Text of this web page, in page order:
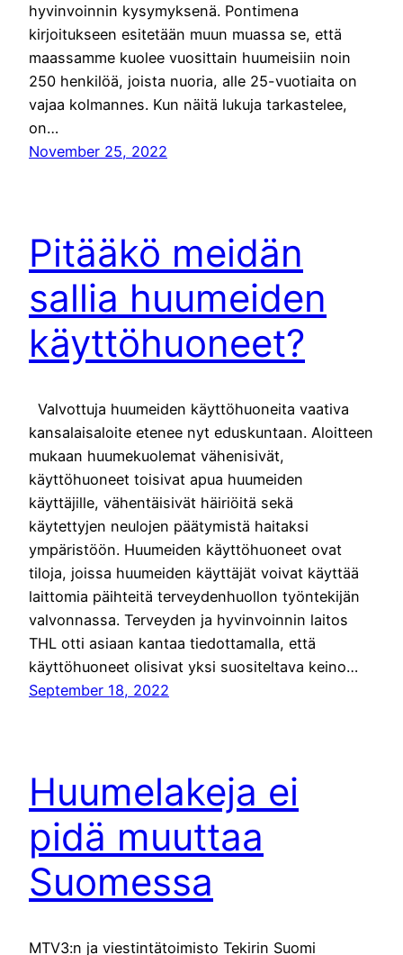
hyvinvoinnin kysymyksenä. Pontimena
kirjoitukseen esitetään muun muassa se, että
maassamme kuolee vuosittain huumeisiin noin
250 henkilöä, joista nuoria, alle 25-vuotiaita on
vajaa kolmannes. Kun näitä lukuja tarkastelee,
on…
November 25, 2022
Pitääkö meidän
sallia huumeiden
käyttöhuoneet?
Valvottuja huumeiden käyttöhuoneita vaativa
kansalaisaloite etenee nyt eduskuntaan. Aloitteen
mukaan huumekuolemat vähenisivät,
käyttöhuoneet toisivat apua huumeiden
käyttäjille, vähentäisivät häiriöitä sekä
käytettyjen neulojen päätymistä haitaksi
ympäristöön. Huumeiden käyttöhuoneet ovat
tiloja, joissa huumeiden käyttäjät voivat käyttää
laittomia päihteitä terveydenhuollon työntekijän
valvonnassa. Terveyden ja hyvinvoinnin laitos
THL otti asiaan kantaa tiedottamalla, että
käyttöhuoneet olisivat yksi suositeltava keino…
September 18, 2022
Huumelakeja ei
pidä muuttaa
Suomessa
MTV3:n ja viestintätoimisto Tekirin Suomi